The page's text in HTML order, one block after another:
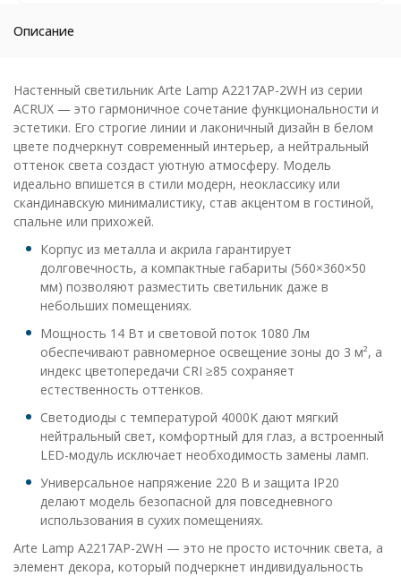
Описание
Настенный светильник Arte Lamp A2217AP-2WH из серии
ACRUX — это гармоничное сочетание функциональности и
эстетики. Его строгие линии и лаконичный дизайн в белом
цвете подчеркнут современный интерьер, а нейтральный
оттенок света создаст уютную атмосферу. Модель
идеально впишется в стили модерн, неоклассику или
скандинавскую минималистику, став акцентом в гостиной,
спальне или прихожей.
Корпус из металла и акрила гарантирует
долговечность, а компактные габариты (560×360×50
мм) позволяют разместить светильник даже в
небольших помещениях.
Мощность 14 Вт и световой поток 1080 Лм
обеспечивают равномерное освещение зоны до 3 м², а
индекс цветопередачи CRI ≥85 сохраняет
естественность оттенков.
Светодиоды с температурой 4000K дают мягкий
нейтральный свет, комфортный для глаз, а встроенный
LED-модуль исключает необходимость замены ламп.
Универсальное напряжение 220 В и защита IP20
делают модель безопасной для повседневного
использования в сухих помещениях.
Arte Lamp A2217AP-2WH — это не просто источник света, а
элемент декора, который подчеркнет индивидуальность